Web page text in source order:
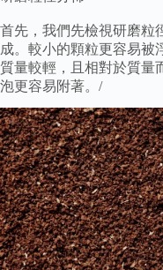
首先，我們先檢視研磨粒
成。較小的顆粒更容易被
質量較輕，且相對於質量
泡更容易附著。/